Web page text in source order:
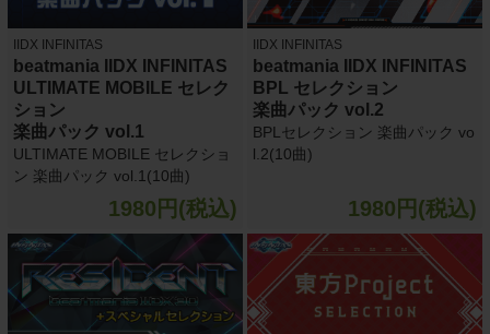
IIDX INFINITAS
beatmania IIDX INFINITAS
ULTIMATE MOBILE セレク
ション
楽曲パック vol.1
ULTIMATE MOBILE セレクショ
ン 楽曲パック vol.1(10曲)
1980円(税込)
IIDX INFINITAS
beatmania IIDX INFINITAS
BPL セレクション
楽曲パック vol.2
BPLセレクション 楽曲パック vo
l.2(10曲)
1980円(税込)